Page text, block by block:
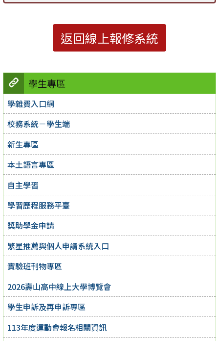
學生專區
學雜費入口網
校務系統－學生端
新生專區
本土語言專區
自主學習
學習歷程服務平臺
獎助學金申請
繁星推薦與個人申請系統入口
實驗班刊物專區
2026壽山高中線上大學博覽會
學生申訴及再申訴專區
113年度運動會報名相關資訊
返回線上報修系統